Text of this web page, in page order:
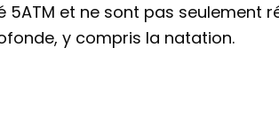
et ne sont pas seulement
y compris la natation.